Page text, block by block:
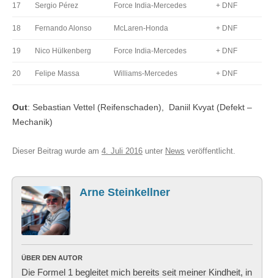
17 Sergio Pérez Force India-Mercedes + DNF
18 Fernando Alonso McLaren-Honda + DNF
19 Nico Hülkenberg Force India-Mercedes + DNF
20 Felipe Massa Williams-Mercedes + DNF
Out: Sebastian Vettel (Reifenschaden), Daniil Kvyat (Defekt –
Mechanik)
Dieser Beitrag wurde am 4. Juli 2016 unter News veröffentlicht.
Arne Steinkellner
ÜBER DEN AUTOR
Die Formel 1 begleitet mich bereits seit meiner Kindheit, in